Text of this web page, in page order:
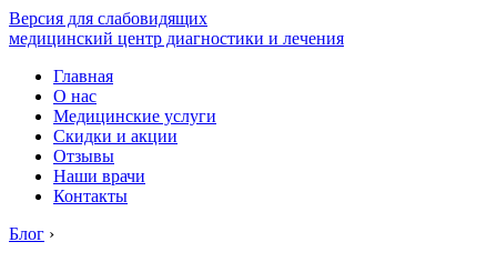
Версия для слабовидящих
медицинский центр диагностики и лечения
Главная
О нас
Медицинские услуги
Скидки и акции
Отзывы
Наши врачи
Контакты
Блог ›